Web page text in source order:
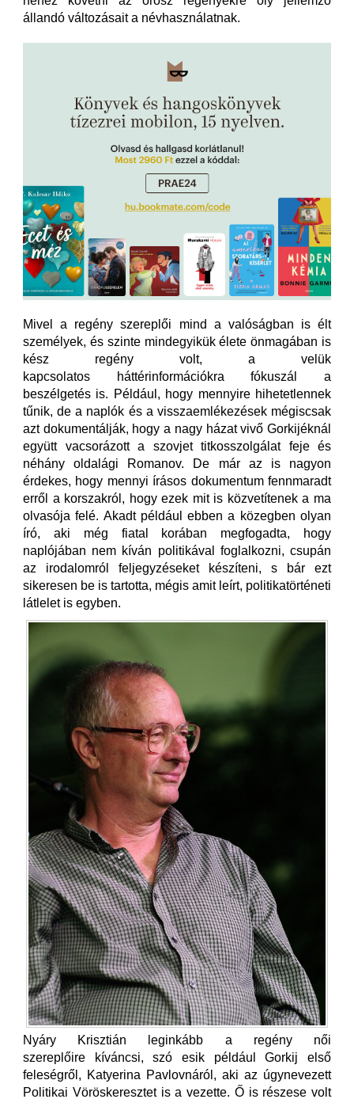
állandó változásait a névhasználatnak.
Mivel a regény szereplői mind a valóságban is élt
személyek, és szinte mindegyikük élete önmagában is
kész regény volt, a velük
kapcsolatos háttérinformációkra fókuszál a
beszélgetés is. Például, hogy mennyire hihetetlennek
tűnik, de a naplók és a visszaemlékezések mégiscsak
azt dokumentálják, hogy a nagy házat vivő Gorkijéknál
együtt vacsorázott a szovjet titkosszolgálat feje és
néhány oldalági Romanov. De már az is nagyon
érdekes, hogy mennyi írásos dokumentum fennmaradt
erről a korszakról, hogy ezek mit is közvetítenek a ma
olvasója felé. Akadt például ebben a közegben olyan
író, aki még fiatal korában megfogadta, hogy
naplójában nem kíván politikával foglalkozni, csupán
az irodalomról feljegyzéseket készíteni, s bár ezt
sikeresen be is tartotta, mégis amit leírt, politikatörténeti
látlelet is egyben.
Nyáry Krisztián leginkább a regény női
szereplőire kíváncsi, szó esik például Gorkij első
feleségről, Katyerina Pavlovnáról, aki az úgynevezett
Politikai Vöröskeresztet is a vezette. Ő is részese volt